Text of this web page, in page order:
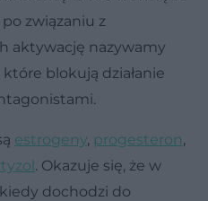
związaniu z
aktywację nazywamy
blokują działanie
estrogeny, progesteron,
. Okazuje się, że w
dochodzi do